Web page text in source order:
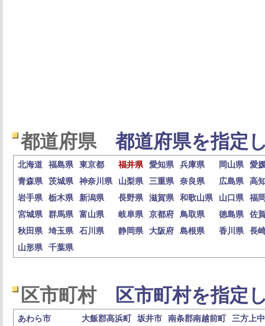
都道府県 都道府県を指定
北海道 福島県 東京都 福井県 愛知県 兵庫県 岡山県
愛
青森県
茨城県 神奈川県 山梨県 三重県 奈良県 広島県
高
岩手県
栃木県 新潟県 長野県 滋賀県 和歌山県 山口県
福
宮城県
群馬県 富山県 岐阜県 京都府 鳥取県 徳島県
佐
秋田県
埼玉県 石川県 静岡県 大阪府 島根県 香川県
長
山形県
千葉県
区市町村 区市町村を指定
あわら市 大飯郡高浜町 坂井市 南条郡南越前町
三方上